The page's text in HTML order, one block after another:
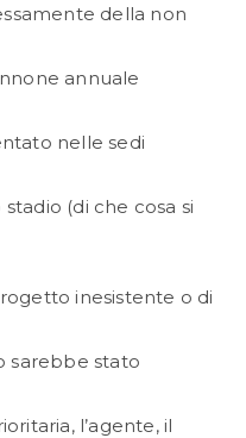
della non
annuale
nelle sedi
(di che cosa si
inesistente o di
sarebbe stato
l’agente, il